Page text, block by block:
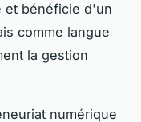
et bénéficie d'un
comme langue
la gestion
numérique